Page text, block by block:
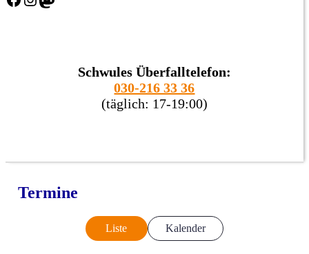
Schwules Überfalltelefon:
030-216 33 36
(täglich: 17-19:00)
Termine
Liste Kalender